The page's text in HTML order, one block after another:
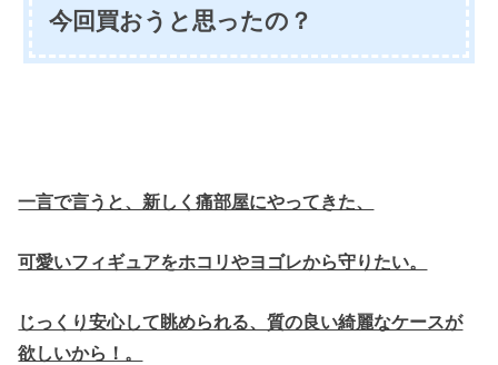
今回買おうと思ったの？
一言で言うと、新しく痛部屋にやってきた、
可愛いフィギュアをホコリやヨゴレから守りたい。
じっくり安心して眺められる、質の良い綺麗なケースが
欲しいから！。